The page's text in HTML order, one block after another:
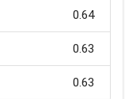
0.64
0.63
0.63